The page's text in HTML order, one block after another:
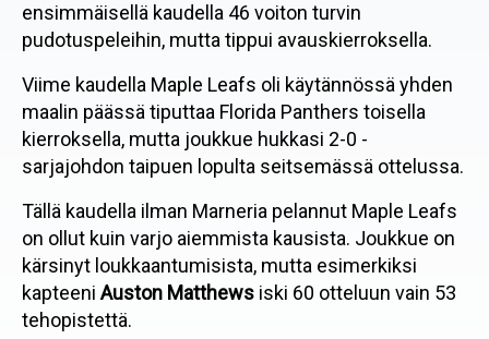
ensimmäisellä kaudella 46 voiton turvin
pudotuspeleihin, mutta tippui avauskierroksella.
Viime kaudella Maple Leafs oli käytännössä yhden
maalin päässä tiputtaa Florida Panthers toisella
kierroksella, mutta joukkue hukkasi 2-0 -
sarjajohdon taipuen lopulta seitsemässä ottelussa.
Tällä kaudella ilman Marneria pelannut Maple Leafs
on ollut kuin varjo aiemmista kausista. Joukkue on
kärsinyt loukkaantumisista, mutta esimerkiksi
kapteeni Auston Matthews iski 60 otteluun vain 53
tehopistettä.